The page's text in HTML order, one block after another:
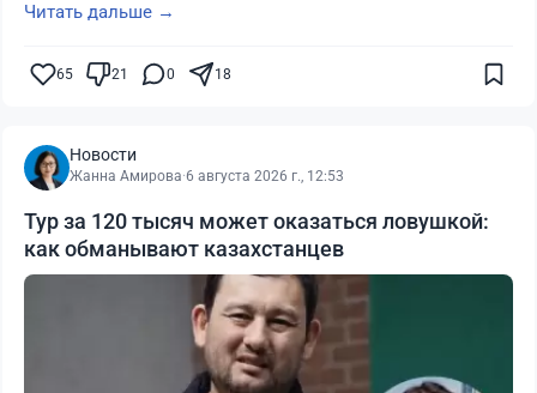
Читать дальше →
65 21 0 18
Новости
Жанна Амирова·6 августа 2026 г., 12:53
Тур за 120 тысяч может оказаться ловушкой:
как обманывают казахстанцев